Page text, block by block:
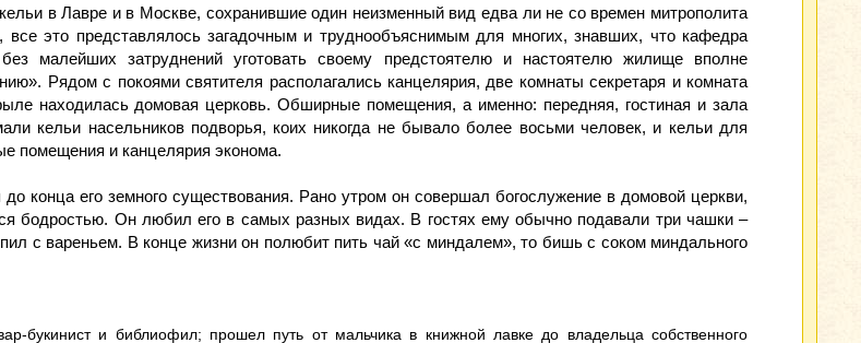
в Лавре и в Москве, сохранившие один неизменный вид едва ли не со времен митрополита
это представлялось загадочным и труднообъяснимым для многих, знавших, что кафедра
малейших затруднений уготовать своему предстоятелю и настоятелю жилище вполне
Рядом с покоями святителя располагались канцелярия, две комнаты секретаря и комната
находилась домовая церковь. Обширные помещения, а именно: передняя, гостиная и зала
кельи насельников подворья, коих никогда не бывало более восьми человек, и кельи для
помещения и канцелярия эконома.
конца его земного существования. Рано утром он совершал богослужение в домовой церкви,
бодростью. Он любил его в самых разных видах. В гостях ему обычно подавали три чашки –
с вареньем. В конце жизни он полюбит пить чай «с миндалем», то бишь с соком миндального
букинист и библиофил; прошел путь от мальчика в книжной лавке до владельца собственного